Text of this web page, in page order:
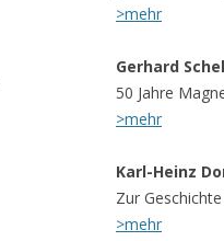
>mehr
Gerhard
50 Jahre
>mehr
Karl-Heinz
Zur
>mehr